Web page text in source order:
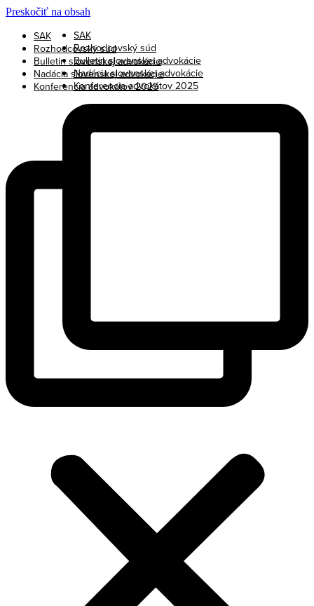
Preskočiť na obsah
SAK
Rozhodcovský súd
Bulletin slovenskej advokácie
Nadácia slovenskej advokácie
Konferencia advokátov 2025
SAK
Rozhodcovský súd
Bulletin slovenskej advokácie
Nadácia slovenskej advokácie
Konferencia advokátov 2025